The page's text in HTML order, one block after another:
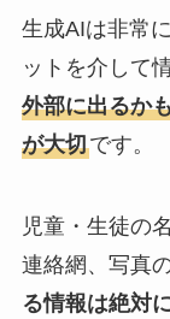
生成AIは非常
ットを介して
外部に出るか
が大切です。
児童・生徒の
連絡網、写真
る情報は絶対